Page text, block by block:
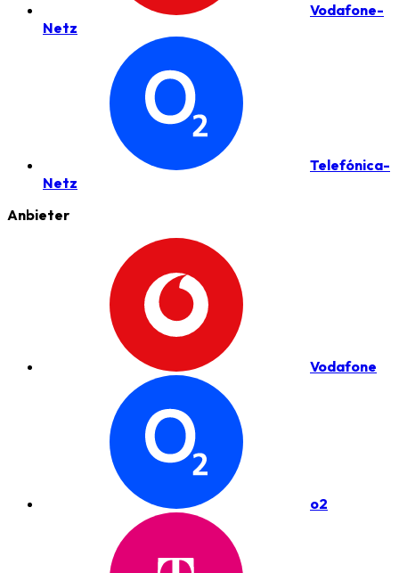
Vodafone-
Netz
Telefónica-
Netz
Anbieter
Vodafone
o2